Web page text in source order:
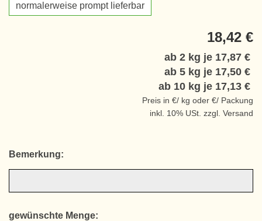
normalerweise prompt lieferbar
18,42 €
ab 2 kg je 17,87 €
ab 5 kg je 17,50 €
ab 10 kg je 17,13 €
Preis in €/ kg oder €/ Packung
inkl. 10% USt. zzgl. Versand
Bemerkung:
gewünschte Menge: